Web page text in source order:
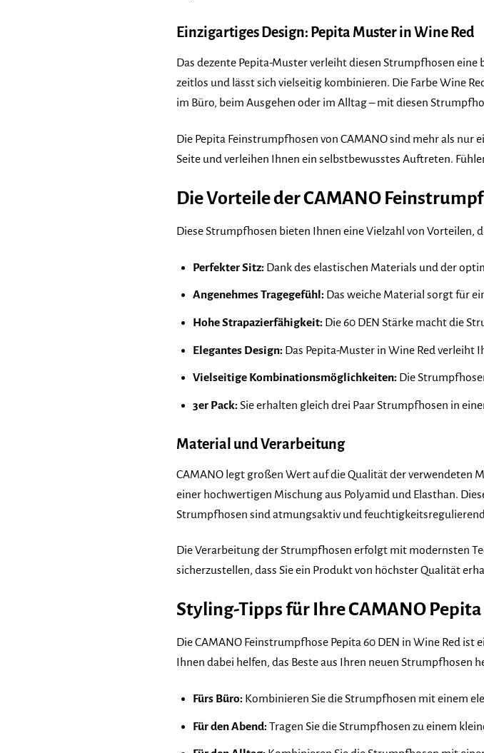
Einzigartiges Design: Pepita Muster in Wine Red
Das dezente Pepita-Muster verleiht diesen Strumpfhosen
zeitlos und lässt sich vielseitig kombinieren. Die Farbe Wine
im Büro, beim Ausgehen oder im Alltag – mit diesen
Die Pepita Feinstrumpfhosen von CAMANO sind mehr als
Seite und verleihen Ihnen ein selbstbewusstes Auftreten.
Die Vorteile der CAMANO
Diese Strumpfhosen bieten Ihnen eine Vielzahl von Vorteilen,
Perfekter Sitz: Dank des elastischen Materials und der
Angenehmes Tragegefühl: Das weiche Material sorgt für
Hohe Strapazierfähigkeit: Die 60 DEN Stärke macht die
Elegantes Design: Das Pepita-Muster in Wine Red verleiht
Vielseitige Kombinationsmöglichkeiten: Die
3er Pack: Sie erhalten gleich drei Paar Strumpfhosen in
Material und Verarbeitung
CAMANO legt großen Wert auf die Qualität der verwendeten
einer hochwertigen Mischung aus Polyamid und Elasthan.
Strumpfhosen sind atmungsaktiv und
Die Verarbeitung der Strumpfhosen erfolgt mit modernsten
sicherzustellen, dass Sie ein Produkt von höchster Qualität
Styling-Tipps für Ihre CAMANO
Die CAMANO Feinstrumpfhose Pepita 60 DEN in Wine Red
Ihnen dabei helfen, das Beste aus Ihren neuen Strumpfhosen
Fürs Büro: Kombinieren Sie die Strumpfhosen mit einem
Für den Abend: Tragen Sie die Strumpfhosen zu einem